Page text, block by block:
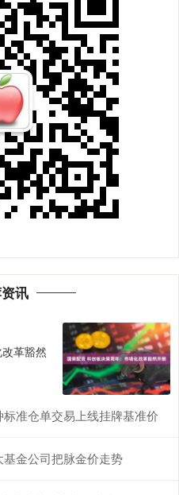
讯
革豁然
准仓单交易上线挂牌基准价
金公司把脉金价走势